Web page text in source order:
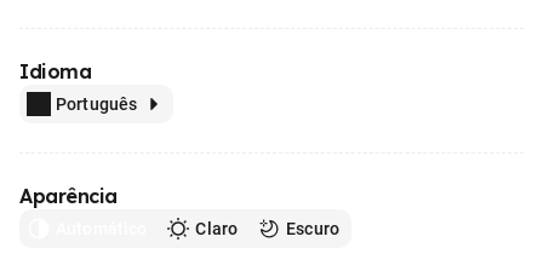
Idioma
Português
Aparência
Claro Escuro